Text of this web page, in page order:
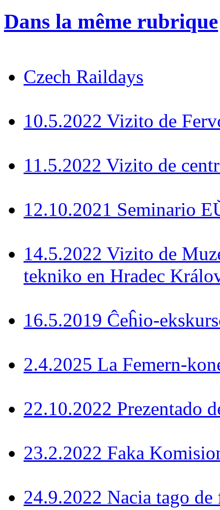
Dans la même rubrique
Czech Raildays
10.5.2022 Vizito de
11.5.2022 Vizito de
12.10.2021 Seminario
14.5.2022 Vizito de
tekniko en Hradec
16.5.2019 Ĉeĥio-
2.4.2025 La Femern-
22.10.2022 Prezentado
23.2.2022 Faka
24.9.2022 Nacia tago